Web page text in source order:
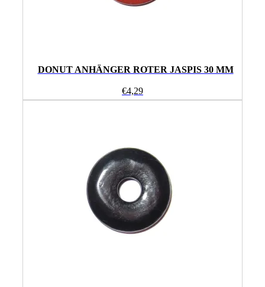
DONUT ANHÄNGER ROTER JASPIS 30 MM
€4,29